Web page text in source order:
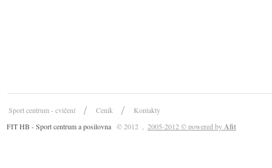
Sport centrum - cvičení Cenik
Kontakty
FIT HB - Sport centrum a posilovna © 2012 2005-2012 © powered byAfit